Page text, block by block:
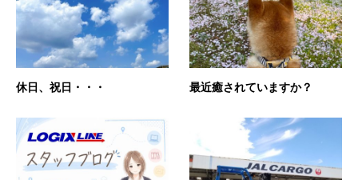
休日、祝日・・・ 最近癒されていますか？